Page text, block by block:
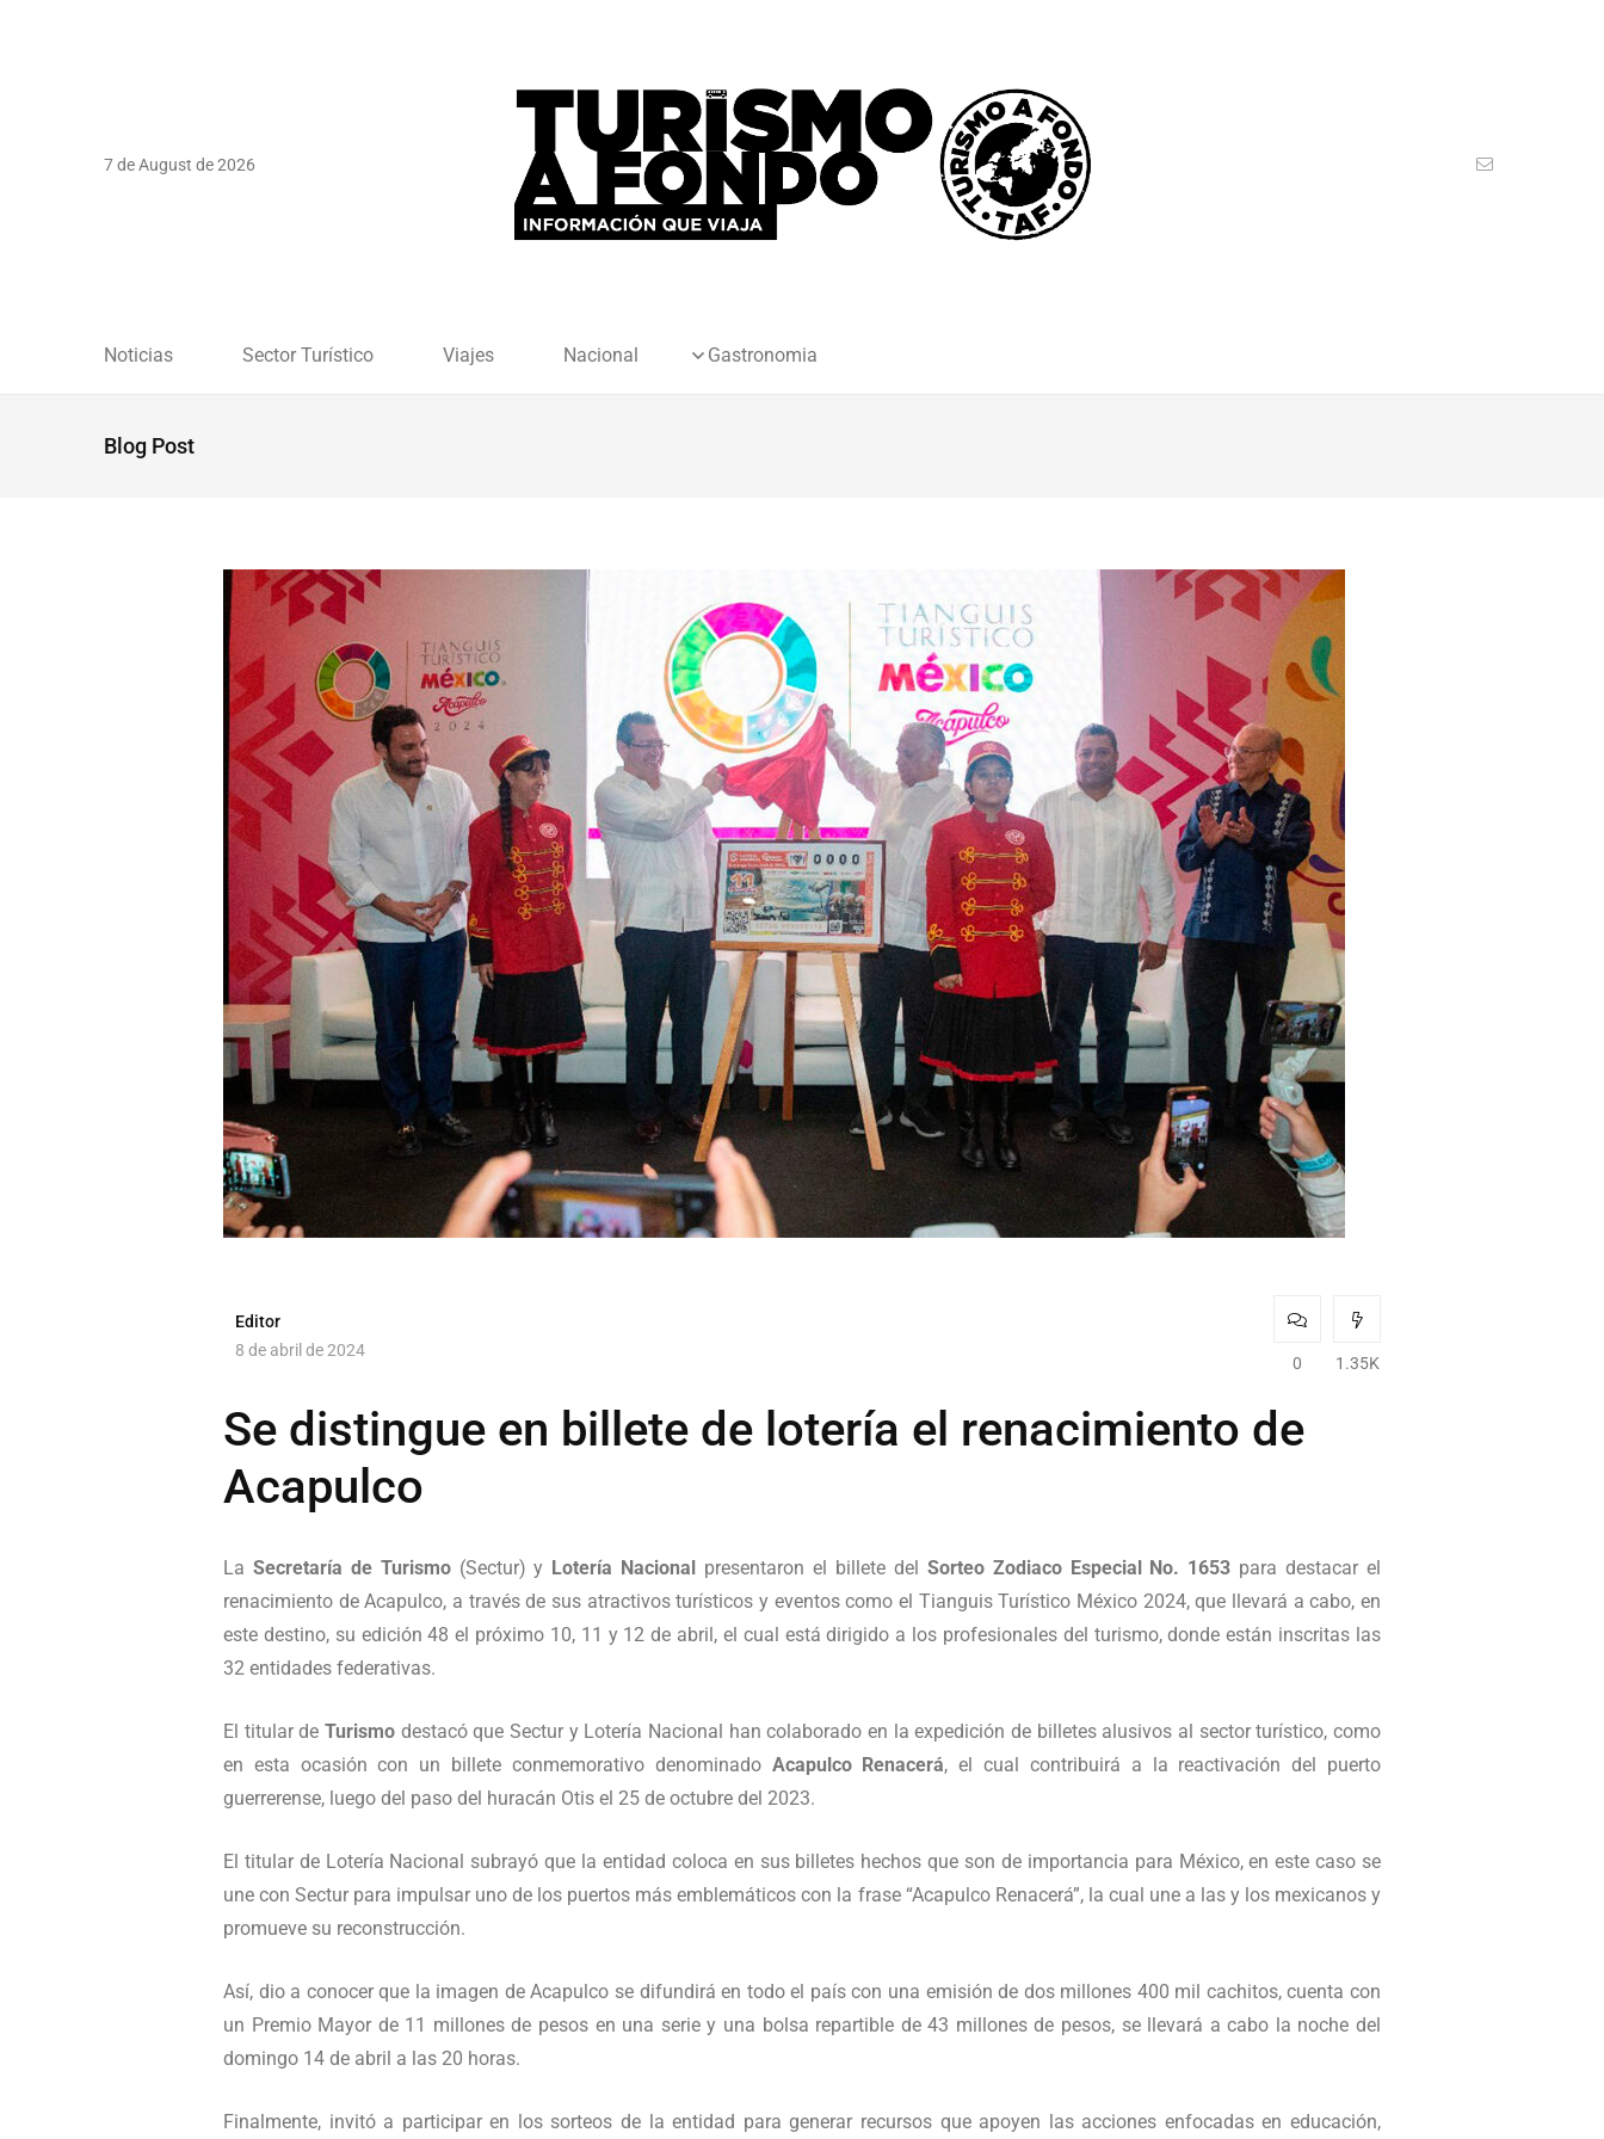
7 de August de 2026
Noticias Sector Turístico Viajes Nacional Gastronomia
Blog Post
Editor
8 de abril de 2024
0 1.35K
Se distingue en billete de lotería el renacimiento de
Acapulco
La Secretaría de Turismo(Sectur) y Lotería Nacional presentaron el billete del Sorteo Zodiaco Especial No. 1653 para destacar el
renacimiento de Acapulco, a través de sus atractivos turísticos y eventos como el Tianguis Turístico México 2024, que llevará a cabo, en
este destino, su edición 48 el próximo 10, 11 y 12 de abril, el cual está dirigido a los profesionales del turismo, donde están inscritas las
32 entidades federativas.
El titular de Turismo destacó que Sectur y Lotería Nacional han colaborado en la expedición de billetes alusivos al sector turístico, como
en esta ocasión con un billete conmemorativo denominado Acapulco Renacerá, el cual contribuirá a la reactivación del puerto
guerrerense, luego del paso del huracán Otis el 25 de octubre del 2023.
El titular de Lotería Nacional subrayó que la entidad coloca en sus billetes hechos que son de importancia para México, en este caso se
une con Sectur para impulsar uno de los puertos más emblemáticos con la frase “Acapulco Renacerá”, la cual une a las y los mexicanos y
promueve su reconstrucción.
Así, dio a conocer que la imagen de Acapulco se difundirá en todo el país con una emisión de dos millones 400 mil cachitos, cuenta con
un Premio Mayor de 11 millones de pesos en una serie y una bolsa repartible de 43 millones de pesos, se llevará a cabo la noche del
domingo 14 de abril a las 20 horas.
Finalmente, invitó a participar en los sorteos de la entidad para generar recursos que apoyen las acciones enfocadas en educación,